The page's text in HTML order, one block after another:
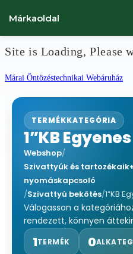
Site is Loading, Please
Ugrás
tartalomhoz
Márai Öntözéstechnikai Webáruház
Márkaoldal
TERMÉKKATEGÓRIA
1”KB
Webshop/
Szivattyúk és
nyomáskapcsoló
/Szivattyú bekötés/1”KB
Válogasson a
rendezett, könnyen
1TERMÉK 0